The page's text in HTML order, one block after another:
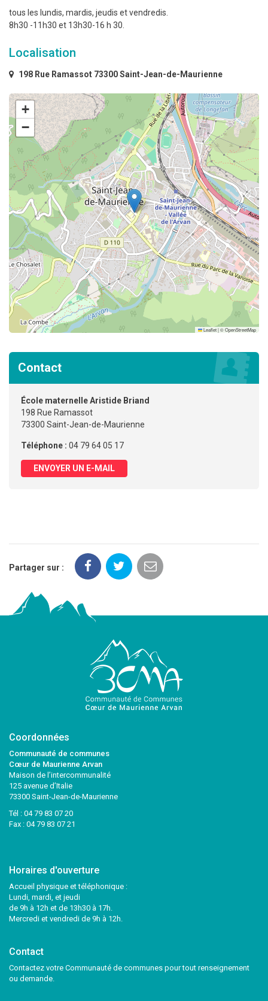
tous les lundis, mardis, jeudis et vendredis.
8h30 -11h30 et 13h30-16 h 30.
Localisation
198 Rue Ramassot 73300 Saint-Jean-de-Maurienne
+
−
Leaflet|©OpenStreetMap
Contact
École maternelle Aristide Briand
198 Rue Ramassot
73300 Saint-Jean-de-Maurienne
Téléphone : 04 79 64 05 17
ENVOYER UN E-MAIL
Partager sur :
Coordonnées
Communauté de communes
Cœur de Maurienne Arvan
Maison de l’intercommunalité
125 avenue d’Italie
73300 Saint-Jean-de-Maurienne
Tél : 04 79 83 07 20
Fax : 04 79 83 07 21
Horaires d'ouverture
Accueil physique et téléphonique :
Lundi, mardi, et jeudi
de 9h à 12h et de 13h30 à 17h.
Mercredi et vendredi de 9h à 12h.
Contact
Contactez votre Communauté de communes pour tout renseignement
ou demande.